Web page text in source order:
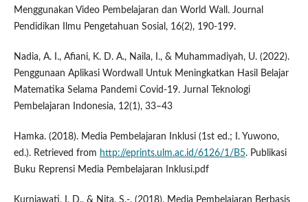
Menggunakan Video Pembelajaran dan World Wall. Journal
Pendidikan Ilmu Pengetahuan Sosial, 16(2), 190-199.
Nadia, A. I., Afiani, K. D. A., Naila, I., & Muhammadiyah, U. (2022).
Penggunaan Aplikasi Wordwall Untuk Meningkatkan Hasil Belajar
Matematika Selama Pandemi Covid-19. Jurnal Teknologi
Pembelajaran Indonesia, 12(1), 33–43
Hamka. (2018). Media Pembelajaran Inklusi (1st ed.; I. Yuwono,
ed.). Retrieved from http://eprints.ulm.ac.id/6126/1/B5. Publikasi
Buku Reprensi Media Pembelajaran Inklusi.pdf